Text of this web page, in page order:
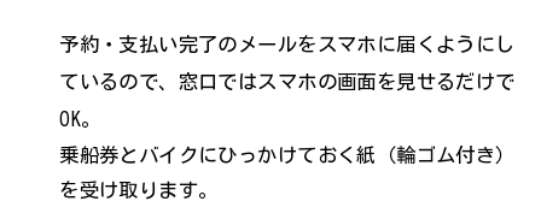
予約・支払い完了のメールをスマホに届くようにし
ているので、窓口ではスマホの画面を見せるだけで
OK。
乗船券とバイクにひっかけておく紙（輪ゴム付き）
を受け取ります。